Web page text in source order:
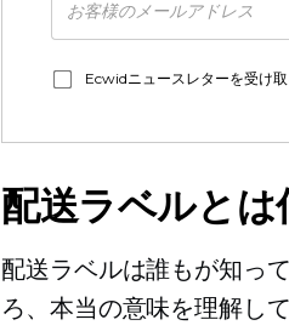
Ecwidニュースレターを受け
配送ラベルとは
配送ラベルは誰もが知っ
ろ、本当の意味を理解し